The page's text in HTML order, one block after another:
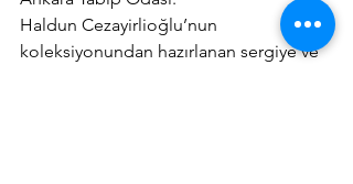
Haldun Cezayirlioğlu’nun
koleksiyonundan hazırlanan sergiye ve